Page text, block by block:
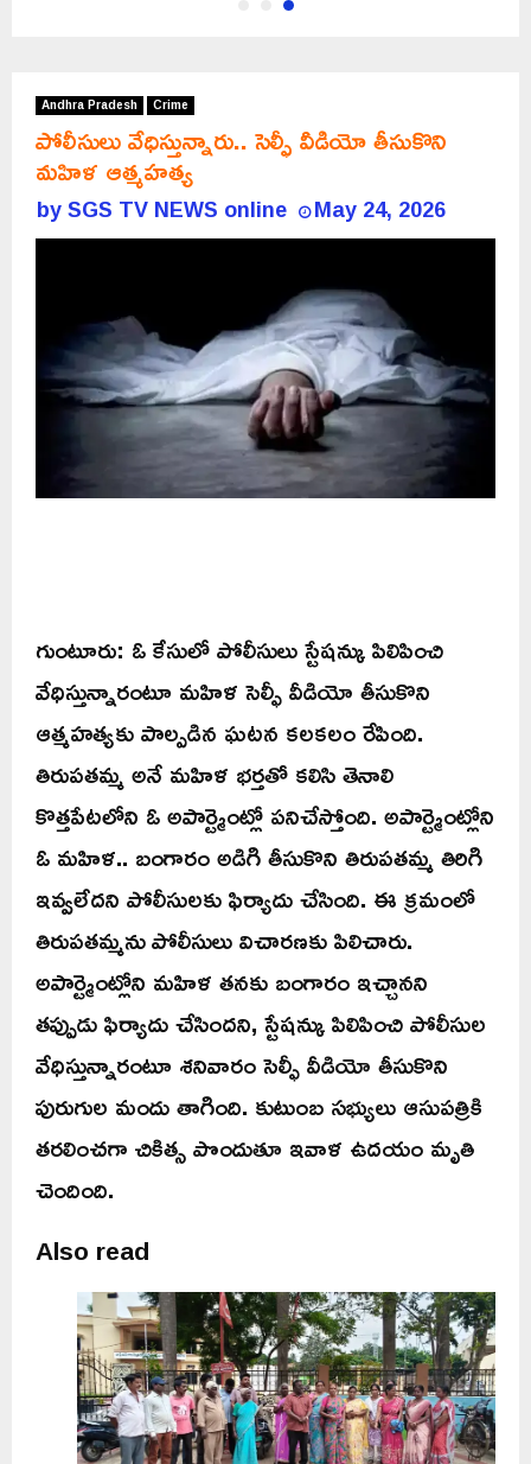
Andhra Pradesh Crime
పోలీసులు వేధిస్తున్నారు.. సెల్ఫీ వీడియో తీసుకొని
మహిళ ఆత్మహత్య
bySGS TV NEWS online May 24, 2026
గుంటూరు: ఓ కేసులో పోలీసులు స్టేషన్కు పిలిపించి
వేధిస్తున్నారంటూ మహిళ సెల్ఫీ వీడియో తీసుకొని
ఆత్మహత్యకు పాల్పడిన ఘటన కలకలం రేపింది.
తిరుపతమ్మ అనే మహిళ భర్తతో కలిసి తెనాలి
కొత్తపేటలోని ఓ అపార్ట్మెంట్లో పనిచేస్తోంది. అపార్ట్మెంట్లోని
ఓ మహిళ.. బంగారం అడిగి తీసుకొని తిరుపతమ్మ తిరిగి
ఇవ్వలేదని పోలీసులకు ఫిర్యాదు చేసింది. ఈ క్రమంలో
తిరుపతమ్మను పోలీసులు విచారణకు పిలిచారు.
అపార్ట్మెంట్లోని మహిళ తనకు బంగారం ఇచ్చానని
తప్పుడు ఫిర్యాదు చేసిందని, స్టేషన్కు పిలిపించి పోలీసుల
వేధిస్తున్నారంటూ శనివారం సెల్ఫీ వీడియో తీసుకొని
పురుగుల మందు తాగింది. కుటుంబ సభ్యులు ఆసుపత్రికి
తరలించగా చికిత్స పొందుతూ ఇవాళ ఉదయం మృతి
చెందింది.
Also read